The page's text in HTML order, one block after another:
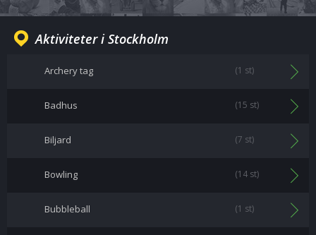
Aktiviteter i Stockholm
Archery tag (1 st)
Badhus (15 st)
Biljard (7 st)
Bowling (14 st)
Bubbleball (1 st)